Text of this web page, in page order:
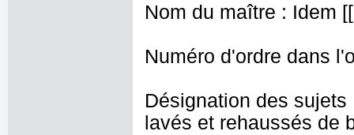
Nom du maître : Idem
Numéro d'ordre dans
Désignation des
lavés et rehaussés de